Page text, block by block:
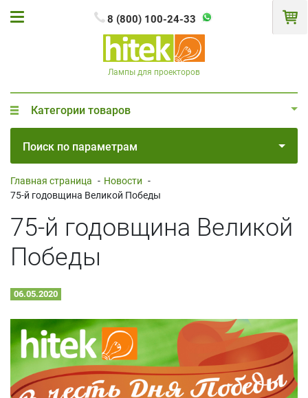
8 (800) 100-24-33
Лампы для проекторов
Категории товаров
Поиск по параметрам
Главная страница - Новости -
75-й годовщина Великой Победы
75-й годовщина Великой
Победы
06.05.2020